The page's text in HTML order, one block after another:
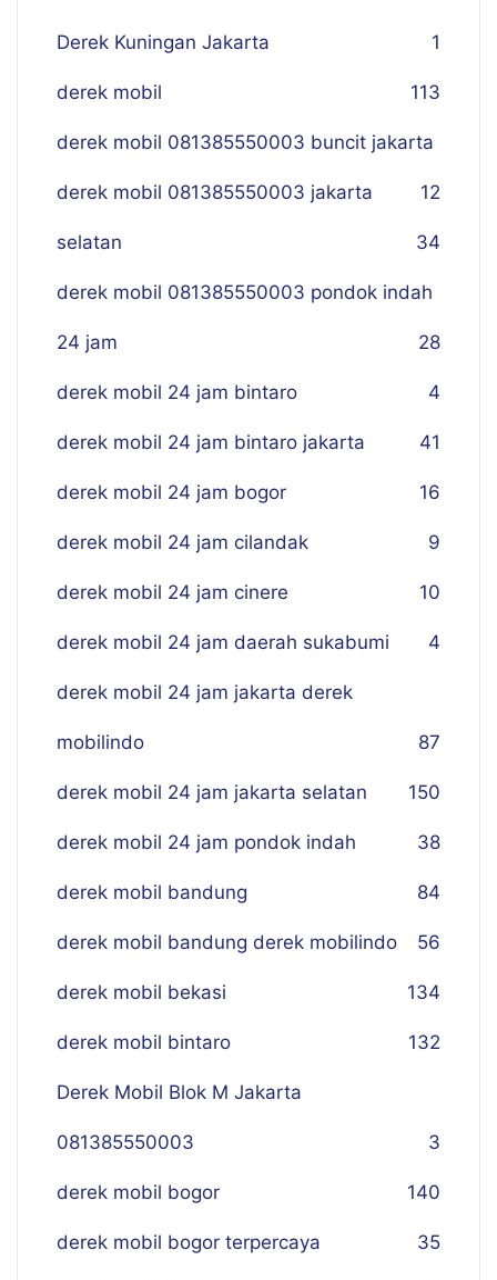
Derek Kuningan Jakarta 1
derek mobil 113
derek mobil 081385550003 buncit jakarta
12
derek mobil 081385550003 jakarta
selatan 34
derek mobil 081385550003 pondok indah
24 jam 28
derek mobil 24 jam bintaro 4
derek mobil 24 jam bintaro jakarta 41
derek mobil 24 jam bogor 16
derek mobil 24 jam cilandak 9
derek mobil 24 jam cinere 10
derek mobil 24 jam daerah sukabumi 4
derek mobil 24 jam jakarta derek
mobilindo 87
derek mobil 24 jam jakarta selatan 150
derek mobil 24 jam pondok indah 38
derek mobil bandung 84
derek mobil bandung derek mobilindo 56
derek mobil bekasi 134
derek mobil bintaro 132
Derek Mobil Blok M Jakarta
081385550003 3
derek mobil bogor 140
derek mobil bogor terpercaya 35